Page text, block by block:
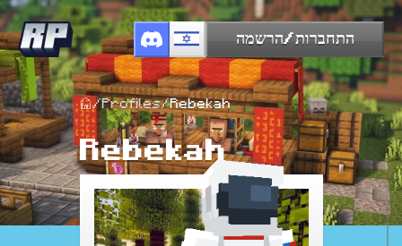
התחברות/הרשמה
/Profiles/Rebekah
Rebekah